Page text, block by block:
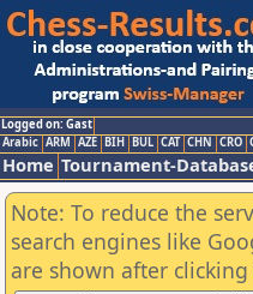
Logged on: Gast
Arabic ARM AZE BIH BUL CAT CHN CRO
Home Tournament-
Note: To reduce the
search engines like
are shown after